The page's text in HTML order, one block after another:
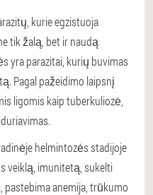
kurie egzistuoja
tik žalą, bet ir naudą
yra parazitai, kurių buvimas
Pagal pažeidimo laipsnį
ligomis kaip tuberkuliozė,
helmintozės stadijoje
veiklą, imunitetą, sukelti
pastebima anemija, trūkumo